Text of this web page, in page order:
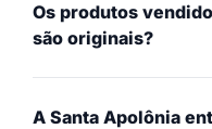
Os produtos
são originais?
A Santa Apolônia